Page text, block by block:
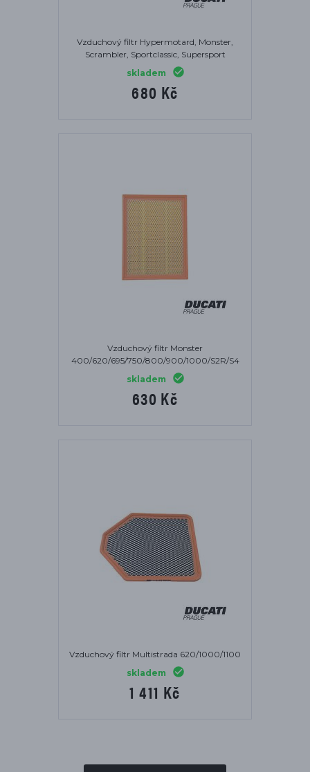
Vzduchový filtr Hypermotard, Monster,
Scrambler, Sportclassic, Supersport
skladem
680 Kč
Vzduchový filtr Monster
400/620/695/750/800/900/1000/S2R/S4
skladem
630 Kč
Vzduchový filtr Multistrada 620/1000/1100
skladem
1 411 Kč